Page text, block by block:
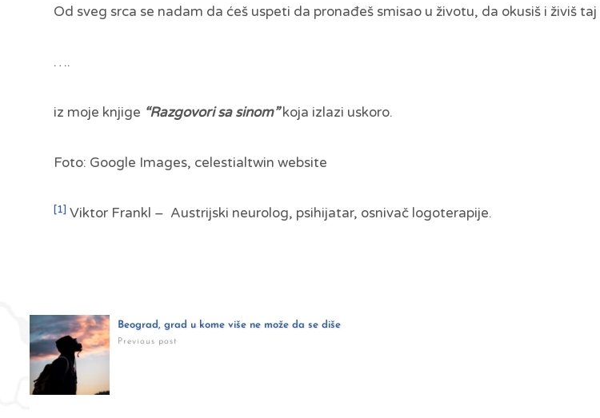
Od sveg srca se nadam da ćeš uspeti da pronađeš smisao u životu, da okusiš i živiš
….
iz moje knjige “Razgovori sa sinom”koja izlazi uskoro.
Foto: Google Images, celestialtwin website
[1] Viktor Frankl – Austrijski neurolog, psihijatar, osnivač logoterapije.
Beograd, grad u kome više ne može da se diše
Previous post